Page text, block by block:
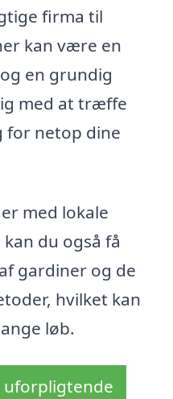
firma til
kan være en
en grundig
med at træffe
for netop dine
med lokale
du også få
gardiner og de
hvilket kan
løb.
uforpligtende